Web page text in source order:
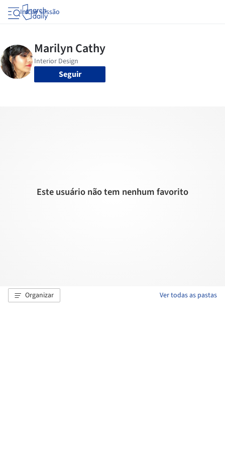
Iniciar sessão
Seguir
Este usuário não tem nenhum favorito
Organizar Ver todas as pastas